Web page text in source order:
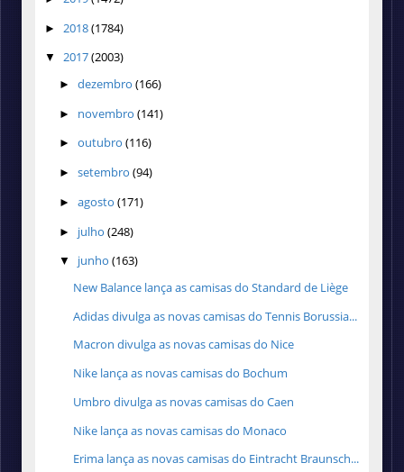
► 2018(1784)
▼ 2017(2003)
► dezembro (166)
► novembro (141)
► outubro (116)
► setembro (94)
► agosto (171)
► julho (248)
▼ junho (163)
New Balance lança as camisas do Standard de Liège
Adidas divulga as novas camisas do Tennis Borussia...
Macron divulga as novas camisas do Nice
Nike lança as novas camisas do Bochum
Umbro divulga as novas camisas do Caen
Nike lança as novas camisas do Monaco
Erima lança as novas camisas do Eintracht Braunsch...